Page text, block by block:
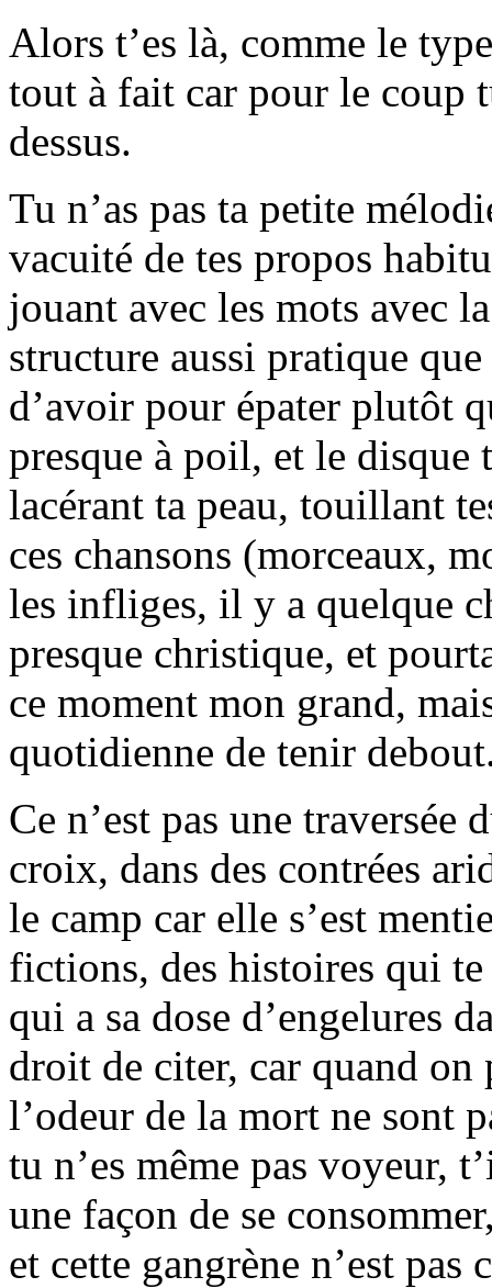
Alors t’es là, comme le
tout à fait car pour le coup
dessus.
Tu n’as pas ta petite
vacuité de tes propos
jouant avec les mots avec
structure aussi pratique
d’avoir pour épater plutôt
presque à poil, et le disque
lacérant ta peau, touillant
ces chansons (morceaux,
les infliges, il y a quelque
presque christique, et
ce moment mon grand,
quotidienne de tenir
Ce n’est pas une traversée
croix, dans des contrées
le camp car elle s’est
fictions, des histoires qui
qui a sa dose d’engelures
droit de citer, car quand on
l’odeur de la mort ne sont
tu n’es même pas voyeur,
une façon de se
et cette gangrène n’est pas